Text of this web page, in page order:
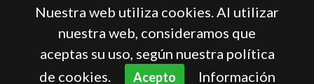
Cámara Oficial de Comercio, Industria, Servicios y
Navegación de Mallorca
Nuestra web utiliza cookies. Al utilizar
nuestra web, consideramos que
aceptas su uso, según nuestra política
de cookies.
Acepto Información